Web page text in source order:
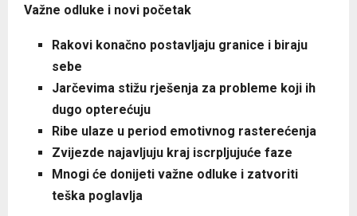
Važne odluke i novi početak
Rakovi konačno postavljaju granice i biraju
sebe
Jarčevima stižu rješenja za probleme koji ih
dugo opterećuju
Ribe ulaze u period emotivnog rasterećenja
Zvijezde najavljuju kraj iscrpljujuće faze
Mnogi će donijeti važne odluke i zatvoriti
teška poglavlja